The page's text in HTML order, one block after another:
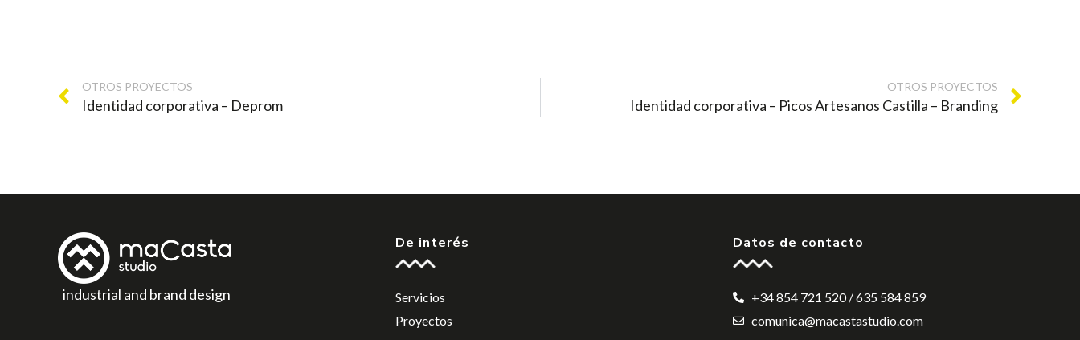
OTROS PROYECTOS
Identidad corporativa – Deprom
OTROS PROYECTOS
Identidad corporativa – Picos Artesanos Castilla – Branding
industrial and brand design
De interés
Servicios
Proyectos
Datos de contacto
+34 854 721 520 / 635 584 859
comunica@macastastudio.com